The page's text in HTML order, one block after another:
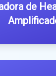
de